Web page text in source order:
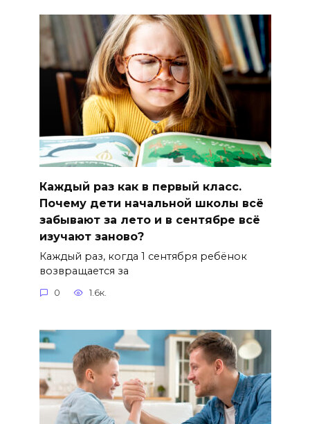
Каждый раз как в первый класс.
Почему дети начальной школы всё
забывают за лето и в сентябре всё
изучают заново?
Каждый раз, когда 1 сентября ребёнок
возвращается за
0 1.6к.